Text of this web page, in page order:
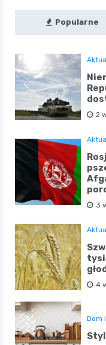
Popularne
2
3
4
Dom